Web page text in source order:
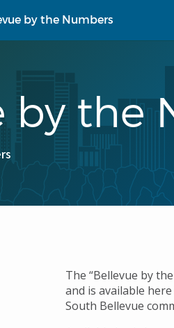
by the Numbers
by the
The “Bellevue by
and is available
South Bellevue